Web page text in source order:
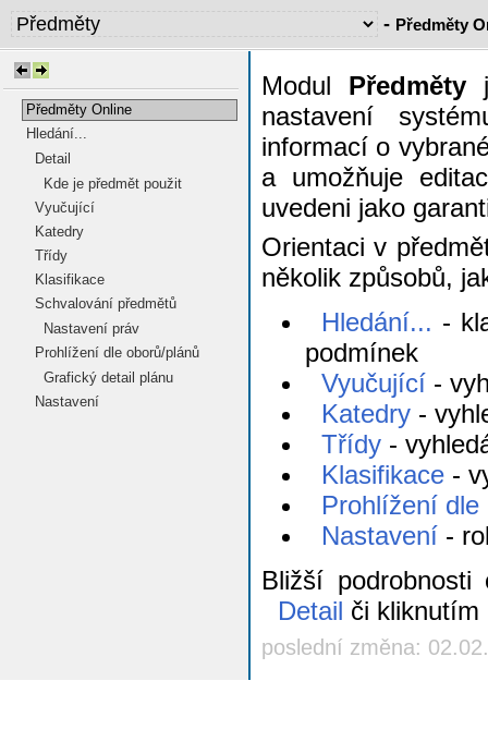
- Předměty
Předměty Online
Hledání...
Detail
Kde je předmět použit
Vyučující
Katedry
Třídy
Klasifikace
Schvalování předmětů
Nastavení práv
Prohlížení dle oborů/plánů
Grafický detail plánu
Nastavení
Modul Předměty
nastavení
informací o
a umožňuje
uvedeni jako
Orientaci v
několik způsobů,
Hledání... -
podmínek
Vyučující -
Katedry -
Třídy -
Klasifikace -
Prohlížení dle
Nastavení -
Bližší
Detail či kliknutím
poslední změna: